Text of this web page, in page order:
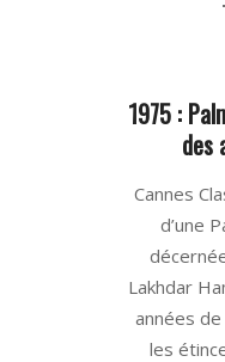
1975 :
des
05-
Cannes
d’une
Lakhdar
années
les